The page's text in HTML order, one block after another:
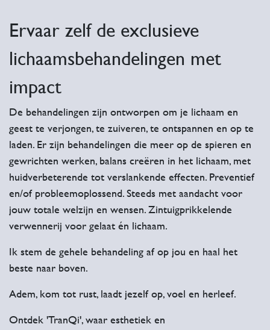
Ervaar zelf de exclusieve
lichaamsbehandelingen met
impact
De behandelingen zijn ontworpen om je lichaam en
geest te verjongen, te zuiveren, te ontspannen en op te
laden. Er zijn behandelingen die meer op de spieren en
gewrichten werken, balans creëren in het lichaam, met
huidverbeterende tot verslankende effecten. Preventief
en/of probleemoplossend. Steeds met aandacht voor
jouw totale welzijn en wensen. Zintuigprikkelende
verwennerij voor gelaat én lichaam.
Ik stem de gehele behandeling af op jou en haal het
beste naar boven.
Adem, kom tot rust, laadt jezelf op, voel en herleef.
Ontdek 'TranQi', waar esthetiek en